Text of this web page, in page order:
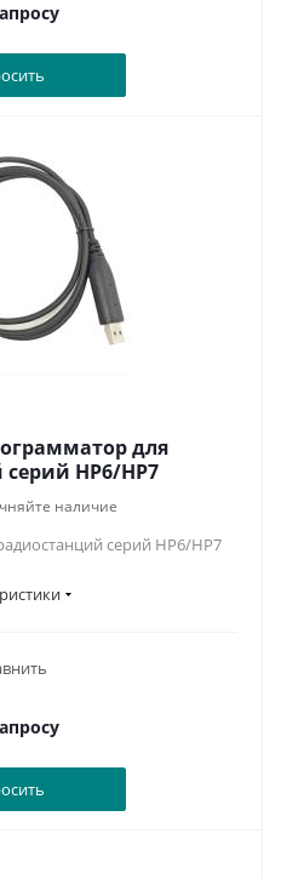
для
HP6/HP7
наличие
серий HP6/HP7